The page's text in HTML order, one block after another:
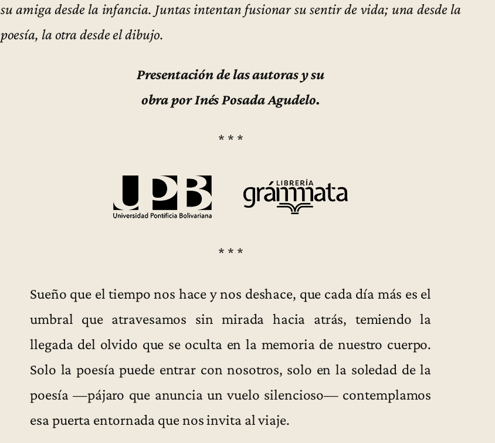
su amiga desde la infancia. Juntas intentan fusionar su sentir de vida; una desde la
poesía, la otra desde el dibujo.
Presentación de las autoras y su
obra por Inés Posada Agudelo.
* * *
* * *
Sueño que el tiempo nos hace y nos deshace, que cada día más es el
umbral que atravesamos sin mirada hacia atrás, temiendo la
llegada del olvido que se oculta en la memoria de nuestro cuerpo.
Solo la poesía puede entrar con nosotros, solo en la soledad de la
poesía —pájaro que anuncia un vuelo silencioso— contemplamos
esa puerta entornada que nos invita al viaje.